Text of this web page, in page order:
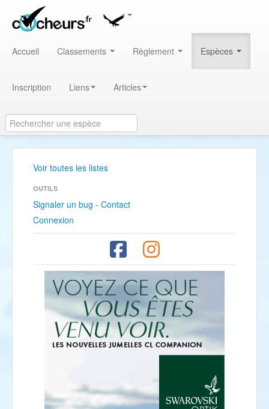
Accueil Classements Règlement Espèces
Inscription Liens Articles
Voir toutes les listes
OUTILS
Signaler un bug - Contact
Connexion